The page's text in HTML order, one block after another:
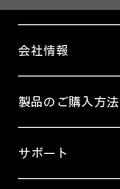
会社情報
製品のご購入方法
サポート